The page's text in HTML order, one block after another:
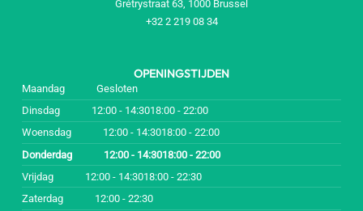
Grétrystraat 63, 1000 Brussel
+32 2 219 08 34
OPENINGSTIJDEN
Maandag
Gesloten
Dinsdag
12:00 - 14:3018:00 - 22:00
Woensdag
12:00 - 14:3018:00 - 22:00
Donderdag
12:00 - 14:3018:00 - 22:00
Vrijdag
12:00 - 14:3018:00 - 22:30
Zaterdag
12:00 - 22:30